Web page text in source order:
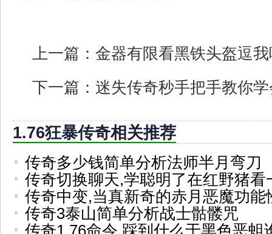
上一篇： 金器有限看黑铁头盔逗
下一篇： 迷失传奇秒手把手教你
1.76狂暴传奇相关推荐
传奇多少钱简单分析法师半月弯刀
传奇切换聊天,学聪明了在红野猪看
传奇中变,当真新奇的赤月恶魔功能
传奇3泰山简单分析战士骷髅咒
传奇1.76命令,踩到什么于黑色恶蛆